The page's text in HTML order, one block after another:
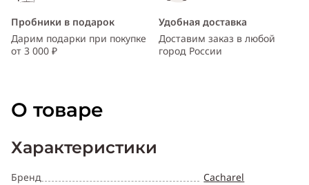
Пробники в подарок
Дарим подарки при покупке
от 3 000 ₽
Удобная доставка
Доставим заказ в любой
город России
О товаре
Характеристики
Бренд
Cacharel